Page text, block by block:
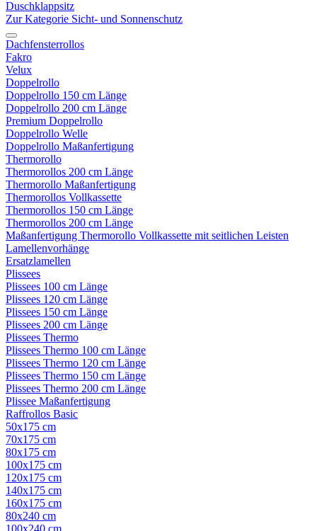
Duschklappsitz
Zur Kategorie Sicht- und Sonnenschutz
Dachfensterrollos
Fakro
Velux
Doppelrollo
Doppelrollo 150 cm Länge
Doppelrollo 200 cm Länge
Premium Doppelrollo
Doppelrollo Welle
Doppelrollo Maßanfertigung
Thermorollo
Thermorollos 200 cm Länge
Thermorollo Maßanfertigung
Thermorollos Vollkassette
Thermorollos 150 cm Länge
Thermorollos 200 cm Länge
Maßanfertigung Thermorollo Vollkassette mit seitlichen Leisten
Lamellenvorhänge
Ersatzlamellen
Plissees
Plissees 100 cm Länge
Plissees 120 cm Länge
Plissees 150 cm Länge
Plissees 200 cm Länge
Plissees Thermo
Plissees Thermo 100 cm Länge
Plissees Thermo 120 cm Länge
Plissees Thermo 150 cm Länge
Plissees Thermo 200 cm Länge
Plissee Maßanfertigung
Raffrollos Basic
50x175 cm
70x175 cm
80x175 cm
100x175 cm
120x175 cm
140x175 cm
160x175 cm
80x240 cm
100x240 cm